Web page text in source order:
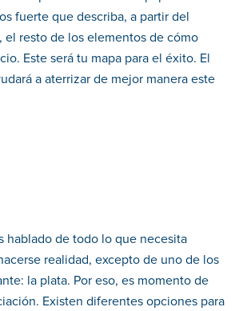
fuerte que describa, a partir del
el resto de los elementos de cómo
Este será tu mapa para el éxito. El
a aterrizar de mejor manera este
hablado de todo lo que necesita
realidad, excepto de uno de los
la plata. Por eso, es momento de
Existen diferentes opciones para